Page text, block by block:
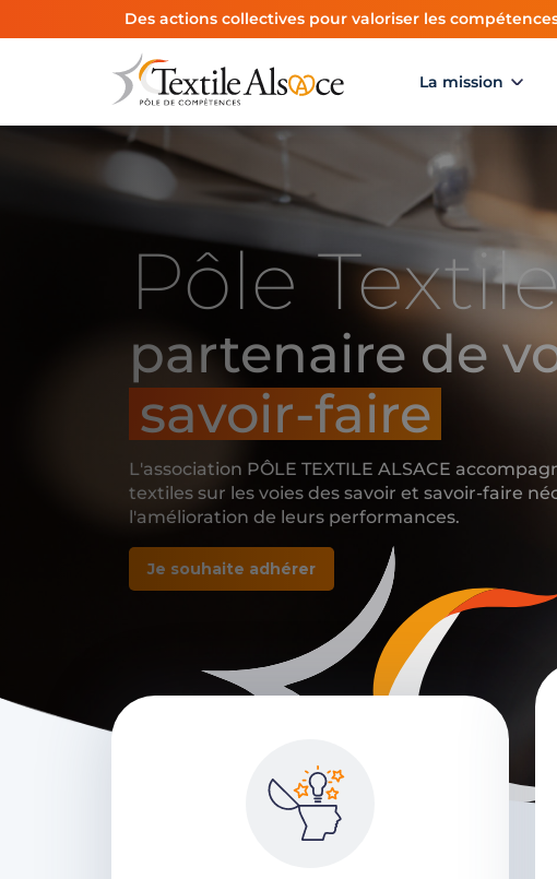
Des actions collectives pour valoriser les
La mission
Pôle
partenaire de
savoir-faire
L'association PÔLE TEXTILE ALSACE
textiles sur les voies des savoir et savoir-faire
l'amélioration de leurs performances.
Je souhaite adhérer
Panneau de gestion des cookies